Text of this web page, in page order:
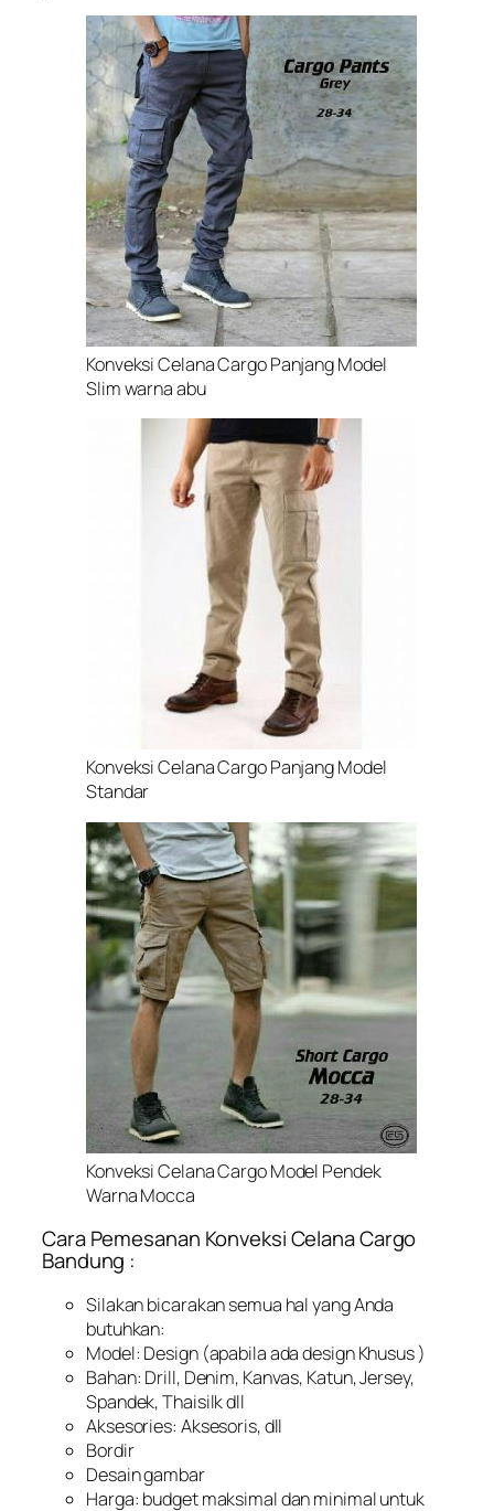
Konveksi Celana Cargo Panjang Model
Slim warna abu
Konveksi Celana Cargo Panjang Model
Standar
Konveksi Celana Cargo Model Pendek
Warna Mocca
Cara Pemesanan Konveksi Celana Cargo
Bandung :
Silakan bicarakan semua hal yang Anda
butuhkan:
Model: Design (apabila ada design Khusus )
Bahan: Drill, Denim, Kanvas, Katun, Jersey,
Spandek, Thaisilk dll
Aksesories: Aksesoris, dll
Bordir
Desain gambar
Harga: budget maksimal dan minimal untuk